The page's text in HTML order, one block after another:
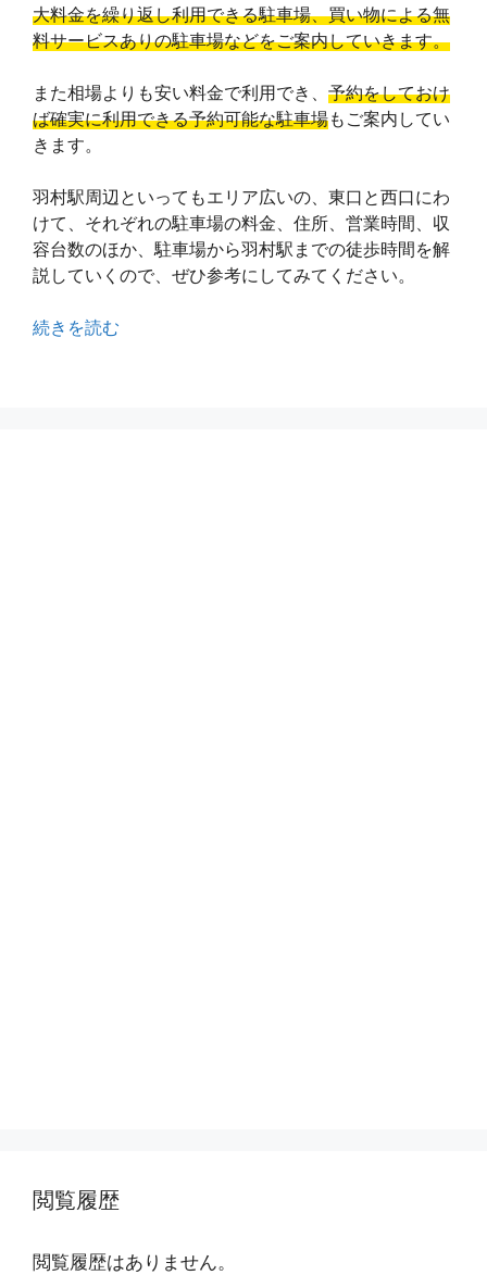
大料金を繰り返し利用できる駐車場、買い物による無
料サービスありの駐車場などをご案内していきます。
また相場よりも安い料金で利用でき、 予約をしておけ
ば確実に利用できる予約可能な駐車場もご案内してい
きます。
羽村駅周辺といってもエリア広いの、東口と西口にわ
けて、それぞれの駐車場の料金、住所、営業時間、収
容台数のほか、駐車場から羽村駅までの徒歩時間を解
説していくので、ぜひ参考にしてみてください。
続きを読む
閲覧履歴
閲覧履歴はありません。